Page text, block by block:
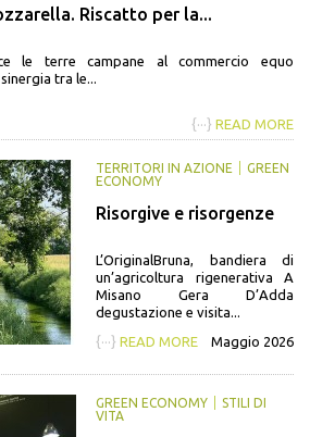
Riscatto per la...
le terre campane al commercio equo
tra le...
{···} READ MORE
TERRITORI IN AZIONE
GREEN
ECONOMY
Risorgive e risorgenze
L’OriginalBruna, bandiera di
un’agricoltura rigenerativa A
Misano Gera D’Adda
degustazione e visita...
{···} READ MORE Maggio 2026
GREEN ECONOMY
STILI DI
VITA